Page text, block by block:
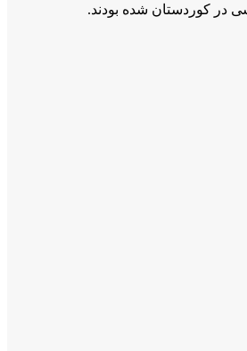
در کوردستان شده بودند.